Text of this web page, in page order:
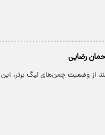
رضایی
تند از وضعیت چمن‌های لیگ برتر، این